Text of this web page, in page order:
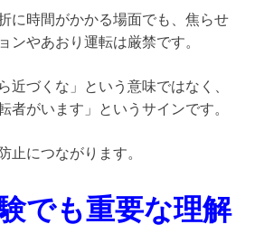
に時間がかかる場面でも、焦らせ
ンやあおり運転は厳禁です。
近づくな」という意味ではなく、
者がいます」というサインです。
止につながります。
でも重要な理解